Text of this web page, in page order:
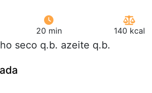
20 min 140 kcal
seco q.b. azeite q.b.